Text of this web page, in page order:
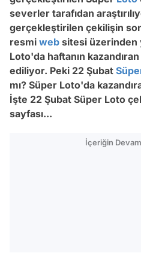
severler tarafıdan
gerçekleştirilen çekilişin
resmi web sitesi üzerinden
Loto'da haftanın
ediliyor. Peki 22 Şubat
mı? Süper Loto'da
İşte 22 Şubat Süper Loto
sayfası...
İçeriğin